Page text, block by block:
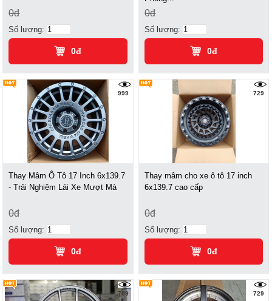
0đ
Số lượng:
0đ
0đ
Số lượng:
0đ
999
Thay Mâm Ô Tô 17 Inch 6x139.7
- Trải Nghiệm Lái Xe Mượt Mà
0đ
Số lượng:
0đ
729
Thay mâm cho xe ô tô 17 inch
6x139.7 cao cấp
0đ
Số lượng:
0đ
709 729